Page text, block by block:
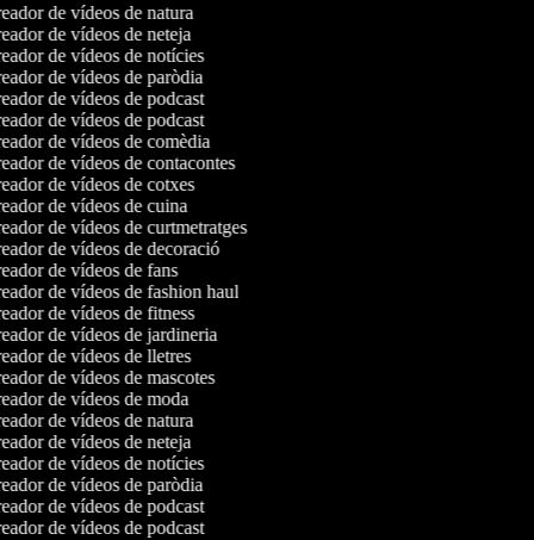
de vídeos de natura
de vídeos de neteja
de vídeos de notícies
de vídeos de paròdia
de vídeos de podcast
de vídeos de podcast
de vídeos de comèdia
de vídeos de contacontes
de vídeos de cotxes
de vídeos de cuina
de vídeos de curtmetratges
de vídeos de decoració
de vídeos de fans
de vídeos de fashion haul
de vídeos de fitness
de vídeos de jardineria
de vídeos de lletres
de vídeos de mascotes
de vídeos de moda
de vídeos de natura
de vídeos de neteja
de vídeos de notícies
de vídeos de paròdia
de vídeos de podcast
de vídeos de podcast